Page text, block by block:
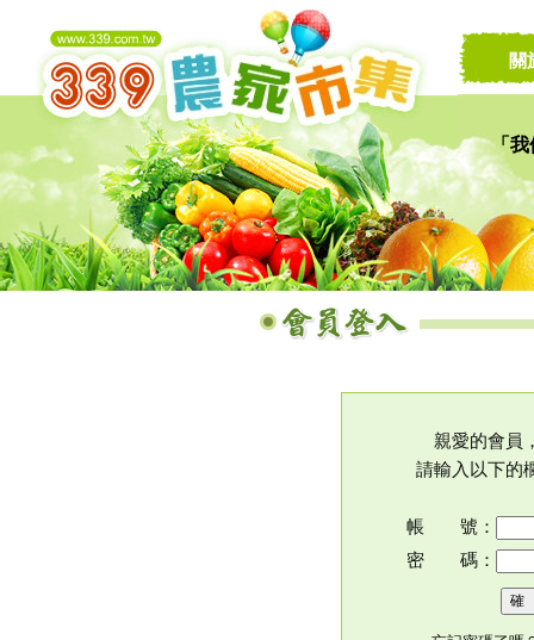
「我
讓
關
親愛的會員
請輸入以下的
帳 號：
密 碼：